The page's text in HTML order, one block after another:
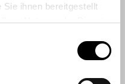
ihnen bereitgestellt
Nutzung der Dienste